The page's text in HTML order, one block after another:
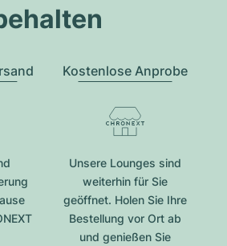
Kostenlose Anprobe
Unsere Lounges sind
weiterhin für Sie
geöffnet. Holen Sie Ihre
Bestellung vor Ort ab
und genießen Sie